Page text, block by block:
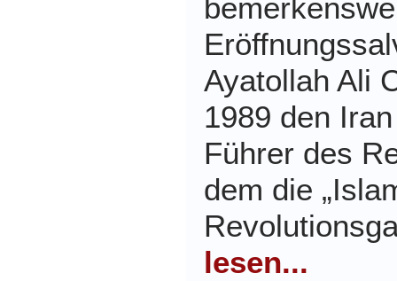
Ayatollah Ali
1989 den
Führer des
dem die
lesen...